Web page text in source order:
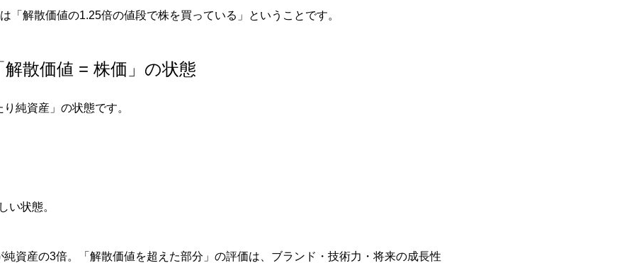
「解散価値の1.25倍の値段で株を買っている」ということです。
散価値 = 株価」の状態
純資産」の状態です。
い状態。
資産の3倍。「解散価値を超えた部分」の評価は、ブランド・技術力・将来の成長性